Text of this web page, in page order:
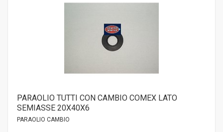
PARAOLIO TUTTI CON CAMBIO COMEX LATO
SEMIASSE 20X40X6
PARAOLIO CAMBIO